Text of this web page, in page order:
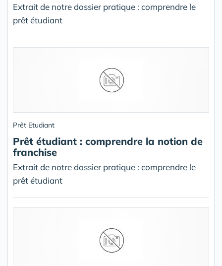
Extrait de notre dossier pratique : comprendre le
prêt étudiant
Prêt Etudiant
Prêt étudiant : comprendre la notion de
franchise
Extrait de notre dossier pratique : comprendre le
prêt étudiant